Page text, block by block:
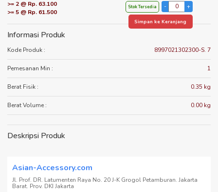
>= 2 @ Rp. 63.100
>= 5 @ Rp. 61.500
Stok Tersedia
Simpan ke Keranjang
Informasi Produk
Kode Produk :
Pemesanan Min :
Berat Fisik :
Berat Volume :
8997021302300-S. 7
1
0.35 kg
0.00 kg
Deskripsi Produk
Asian-Accessory.com
Jl. Prof. DR. Latumenten Raya No. 20 J-K Grogol Petamburan. Jakarta
Barat. Prov. DKI Jakarta